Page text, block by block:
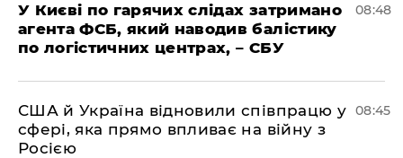
У Києві по гарячих слідах затримано
агента ФСБ, який наводив балістику
по логістичних центрах, – СБУ
08:48
США й Україна відновили співпрацю у
сфері, яка прямо впливає на війну з
Росією
08:45